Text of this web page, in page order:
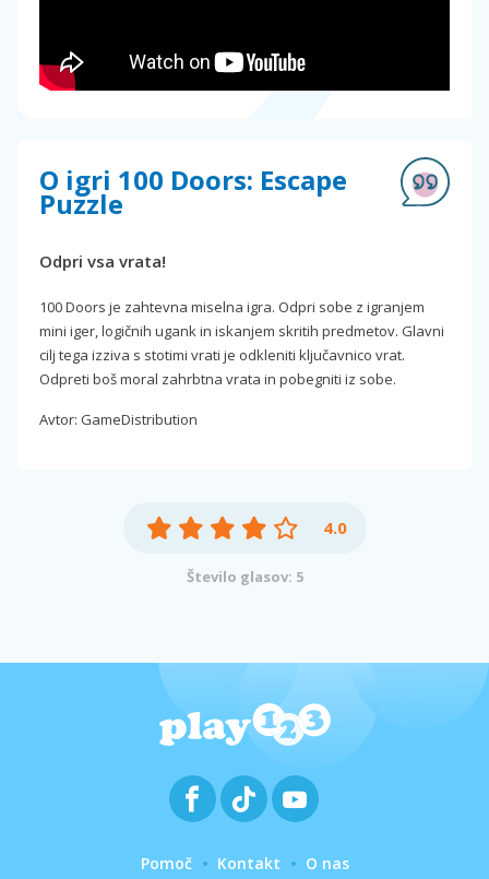
O igri 100 Doors: Escape
Puzzle
Odpri vsa vrata!
100 Doors je zahtevna miselna igra. Odpri sobe z igranjem
mini iger, logičnih ugank in iskanjem skritih predmetov. Glavni
cilj tega izziva s stotimi vrati je odkleniti ključavnico vrat.
Odpreti boš moral zahrbtna vrata in pobegniti iz sobe.
Avtor: GameDistribution
4.0
Število glasov: 5
Pomoč Kontakt O nas